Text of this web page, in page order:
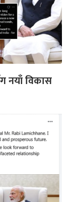
नयाँ विकास